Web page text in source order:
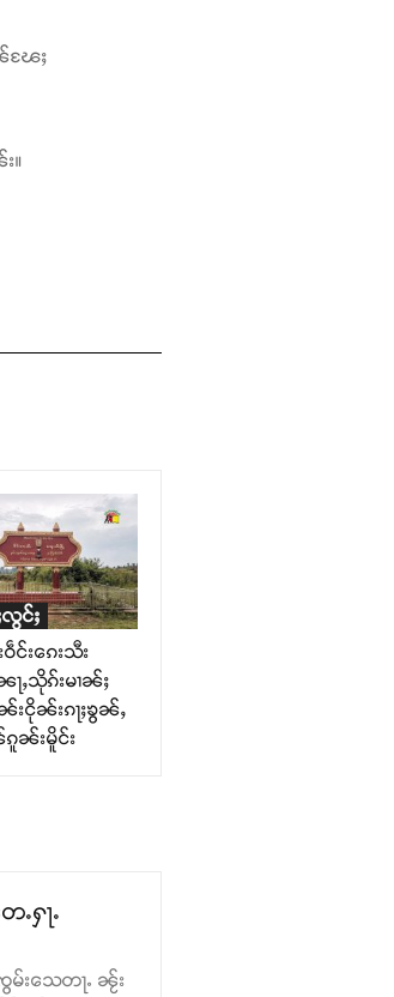
ၽႄႈ
။
လွင်ႈ
င်းၵေးသီး
ႃႇသိုၵ်းမၢၼ်ႈ
ငိုၼ်းၵႃႈၶွၼ်ႇ
ၼ်းမိူင်း
ႁႃႉ
မ်းသေတႃႉ ၼႂ်း